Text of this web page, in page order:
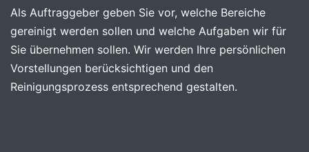
Als Auftraggeber geben Sie vor, welche Bereiche
gereinigt werden sollen und welche Aufgaben wir für
Sie übernehmen sollen. Wir werden Ihre persönlichen
Vorstellungen berücksichtigen und den
Reinigungsprozess entsprechend gestalten.